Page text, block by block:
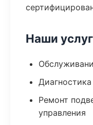
Наши
Ремонт
управления